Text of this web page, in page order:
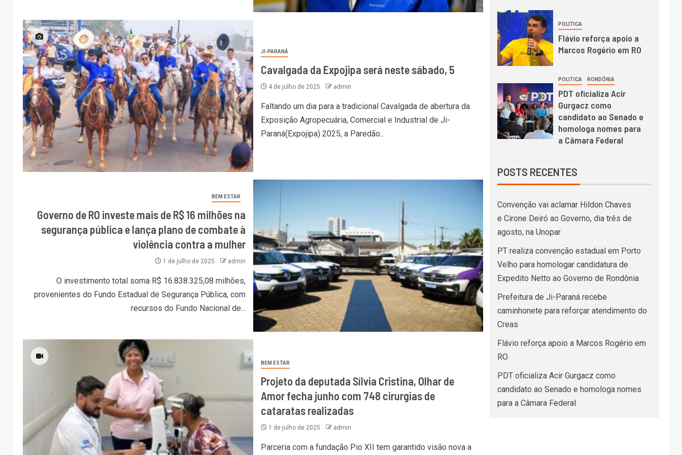
JI-PARANÁ
Cavalgada da Expojipa será neste sábado, 5
4 de julho de 2025 admin
Faltando um dia para a tradicional Cavalgada de abertura da
Exposição Agropecuária, Comercial e Industrial de Ji-
Paraná(Expojipa) 2025, a Paredão...
BEM ESTAR
Governo de RO investe mais de R$ 16 milhões na
segurança pública e lança plano de combate à
violência contra a mulher
1 de julho de 2025 admin
O investimento total soma R$ 16.838.325,08 milhões,
provenientes do Fundo Estadual de Segurança Pública, com
recursos do Fundo Nacional de...
BEM ESTAR
Projeto da deputada Sílvia Cristina, Olhar de
Amor fecha junho com 748 cirurgias de
cataratas realizadas
1 de julho de 2025 admin
Parceria com a fundação Pio XII tem garantido visão nova a
POLITICA
Flávio reforça apoio a
Marcos Rogério em RO
POLITICA RONDÔNIA
PDT oficializa Acir
Gurgacz como
candidato ao Senado e
homologa nomes para
a Câmara Federal
POSTS RECENTES
Convenção vai aclamar Hildon Chaves
e Cirone Deiró ao Governo, dia três de
agosto, na Unopar
PT realiza convenção estadual em Porto
Velho para homologar candidatura de
Expedito Netto ao Governo de Rondônia
Prefeitura de Ji-Paraná recebe
caminhonete para reforçar atendimento do
Creas
Flávio reforça apoio a Marcos Rogério em
RO
PDT oficializa Acir Gurgacz como
candidato ao Senado e homologa nomes
para a Câmara Federal